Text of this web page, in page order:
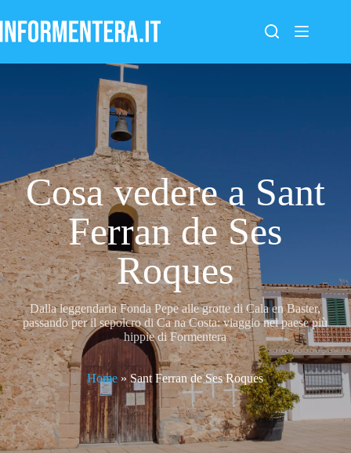
al
contenuto
Cosa vedere a Sant
Ferran de Ses
Roques
Dalla leggendaria Fonda Pepe alle grotte di Cala en Baster,
passando per il sepolcro di Ca na Costa: viaggio nel paese più
hippie di Formentera
Home » Sant Ferran de Ses Roques